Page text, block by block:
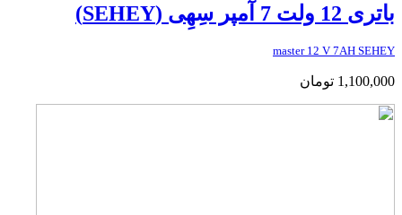
باتری 12 ولت 7 آمپر سِهِی (SEHEY)
master 12 V 7AH SEHEY
1,100,000 تومان